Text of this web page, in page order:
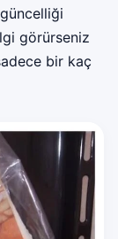
görürseniz
bir kaç